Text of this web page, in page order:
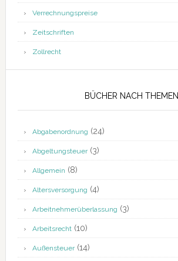
Verrechnungspreise
Zeitschriften
Zollrecht
BÜCHER NACH THEMEN
Abgabenordnung (24)
Abgeltungsteuer(3)
Allgemein (8)
Altersversorgung (4)
Arbeitnehmerüberlassung (3)
Arbeitsrecht(10)
Außensteuer(14)